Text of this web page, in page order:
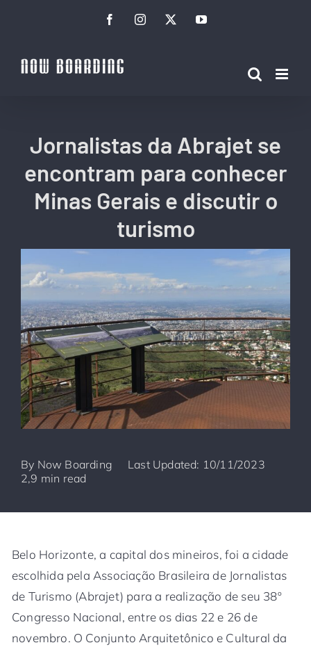
conteúdo
FacebookInstagramTwitterYouTube
Jornalistas da Abrajet se
encontram para conhecer
Minas Gerais e discutir o
turismo
By Now Boarding
Last Updated: 10/11/2023
2,9 min read
Belo Horizonte, a capital dos mineiros, foi a cidade
escolhida pela Associação Brasileira de Jornalistas
de Turismo (Abrajet) para a realização de seu 38º
Congresso Nacional, entre os dias 22 e 26 de
novembro. O Conjunto Arquitetônico e Cultural da